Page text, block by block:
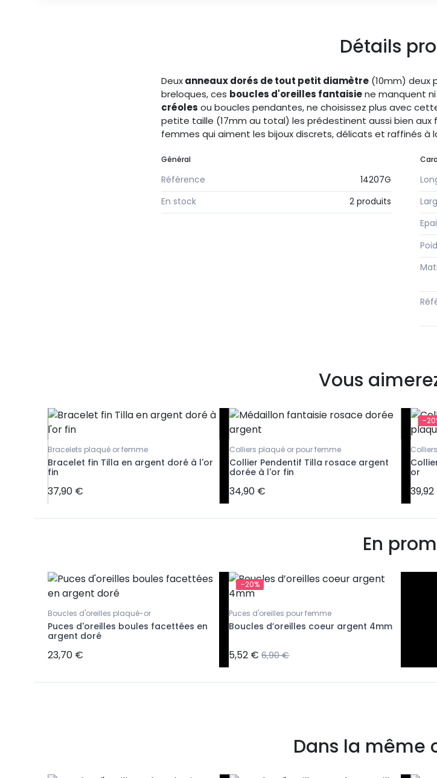
Détails
Deuxanneaux dorés de tout petit diamètre (10mm) deux
breloques, ces boucles d'oreilles fantaisiene manquent
créoles ou boucles pendantes, ne choisissez plus avec
petite taille (17mm au total) les prédestinent aussi bien aux
femmes qui aiment les bijoux discrets, délicats et raffinés à
Général
Référence
14207G
En stock
2 produits
Vous
Bracelets plaqué or femme
Bracelet fin Tilla en argent doré à l'or
fin
37,90 €
Colliers plaqué or pour femme
Collier Pendentif Tilla rosace argent
dorée à l'or fin
34,90 €
-
or
En
Boucles d'oreilles plaqué-or
Puces d'oreilles boules facettées en
argent doré
23,70 €
-20%
Puces d'oreilles pour femme
Boucles d’oreilles coeur argent 4mm
5,52 € 6,90 €
Dans la même